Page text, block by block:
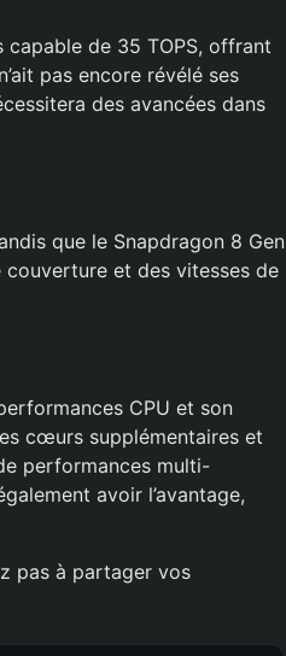
capable de 35 TOPS, offrant
pas encore révélé ses
des avancées dans
que le Snapdragon 8 Gen
couverture et des vitesses de
CPU et son
cœurs supplémentaires et
performances multi-
avoir l’avantage,
pas à partager vos